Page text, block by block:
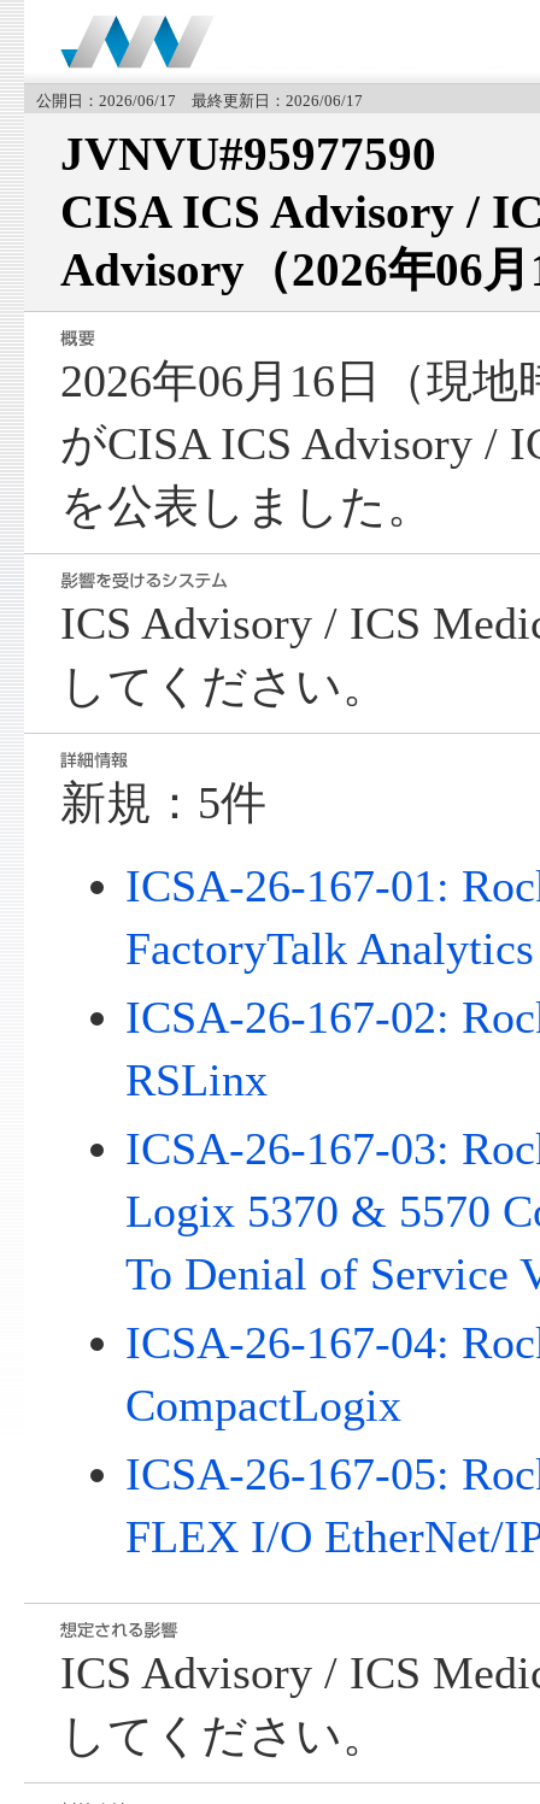
公開日：2026/06/17 最終更新日：2026/06/17
JVNVU#95977590
CISA ICS Advisory /
Advisory（2026年06
2026年06月16日（現
がCISA ICS Advisory /
を公表しました。
ICS Advisory / ICS
してください。
新規：5件
ICSA-26-167-01:
FactoryTalk
ICSA-26-167-02:
RSLinx
ICSA-26-167-03:
Logix 5370 & 5570
To Denial of Service
ICSA-26-167-04:
CompactLogix
ICSA-26-167-05:
FLEX I/O EtherNet/
ICS Advisory / ICS
してください。